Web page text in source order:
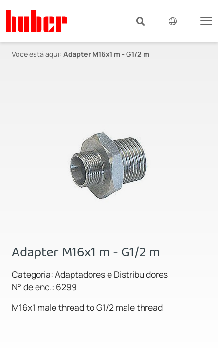
Você está aqui: Adapter M16x1 m - G1/2 m
Adapter M16x1 m - G1/2 m
Categoria: Adaptadores e Distribuidores
N° de enc.: 6299
M16x1 male thread to G1/2 male thread